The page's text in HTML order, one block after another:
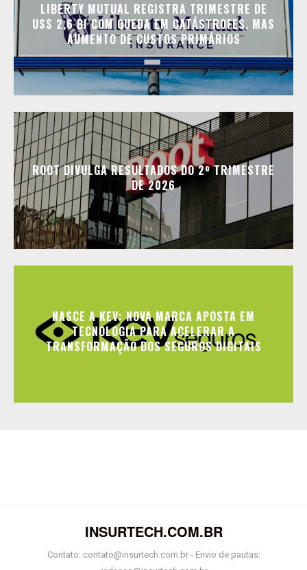
LIBERTY MUTUAL REGISTRA TRIMESTRE DE
US$ 2,6 BI COM QUEDA EM CATÁSTROFES, MAS
AUMENTO DE CUSTOS PRIMÁRIOS
ROOT DIVULGA RESULTADOS DO 2º TRIMESTRE
DE 2026
NASCE A KEV: NOVA MARCA APOSTA EM
TECNOLOGIA PARA ACELERAR A
TRANSFORMAÇÃO DOS SEGUROS DIGITAIS
INSURTECH.COM.BR
Contato: contato@insurtech.com.br - Envio de pautas: